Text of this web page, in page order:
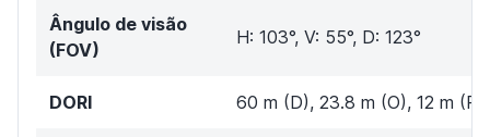
Ângulo de visão
(FOV)
H: 103°, V: 55°, D: 123°
DORI 60 m (D), 23.8 m (O), 12 m